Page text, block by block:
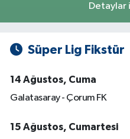
Detaylar
Süper Lig Fikstür
14 Ağustos, Cuma
Galatasaray - Çorum FK
15 Ağustos, Cumartesi